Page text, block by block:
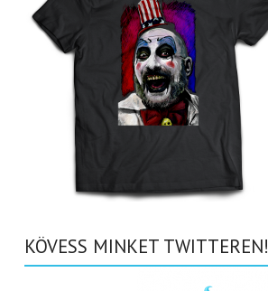
KÖVESS MINKET TWITTEREN!